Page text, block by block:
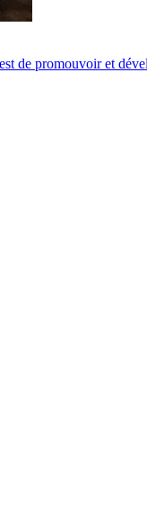
de promouvoir et